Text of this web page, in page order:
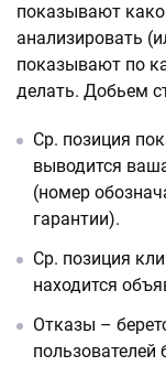
показывают
анализировать
показывают по
делать. Добьем
Ср. позиция
выводится
(номер
гарантии).
Ср. позиция
находится
Отказы –
пользователей